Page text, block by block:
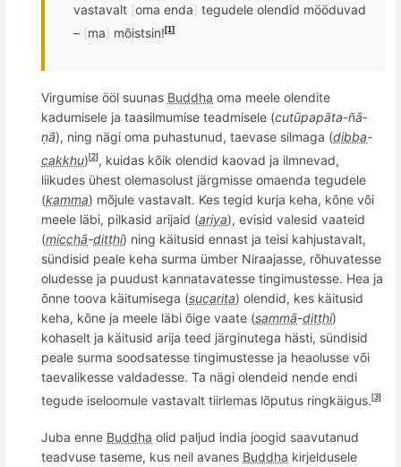
vastavalt [oma enda] tegudele olendid mööduvad
– [ma] mõistsin! [1]
Virgumise ööl suunas Buddha oma meele olendite
kadumisele ja taasilmumise teadmisele (cutū­papāta-­ñā­
ṇā), ning nägi oma puhastunud, taevase silmaga (dibba-
cakkhu) [2] , kuidas kõik olendid kaovad ja ilmnevad,
liikudes ühest olemasolust järgmisse omaenda tegudele
(kamma) mõjule vastavalt. Kes tegid kurja keha, kõne või
meele läbi, pilkasid arijaid (ariya), evisid valesid vaateid
(micchā-diṭṭhi) ning käitusid ennast ja teisi kahjustavalt,
sündisid peale keha surma ümber Niraajasse, rõhuvatesse
oludesse ja puudust kannatavatesse tingimustesse. Hea ja
õnne toova käitumisega (sucarita) olendid, kes käitusid
keha, kõne ja meele läbi õige vaate (sammā-diṭṭhi)
kohaselt ja käitusid arija teed järginutega hästi, sündisid
peale surma soodsatesse tingimustesse ja heaolusse või
taevalikesse valdadesse. Ta nägi olendeid nende endi
tegude iseloomule vastavalt tiirlemas lõputus ringkäigus. [3]
Juba enne Buddha olid paljud india joogid saavutanud
teadvuse taseme, kus neil avanes Buddha kirjeldusele